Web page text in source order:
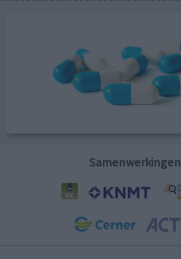
Samenwerkingen